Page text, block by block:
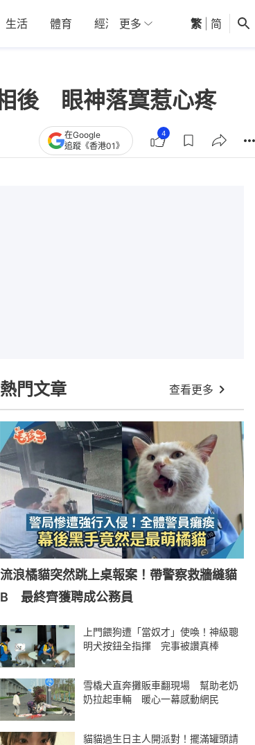
生活 體育 經濟 01深圳 觀點 健康
更多 繁 简
後 眼神落寞惹心疼
在Google
追蹤《香港01》
4
熱門文章 查看更多
流浪橘貓突然跳上桌報案！帶警察救牆縫貓
B 最終齊獲聘成公務員
上門餵狗遭「當奴才」使喚！神級聰
明犬按鈕全指揮 完事被讚真棒
雪橇犬直奔攤販車翻現場 幫助老奶
奶拉起車輛 暖心一幕感動網民
貓貓過生日主人開派對！擺滿罐頭請